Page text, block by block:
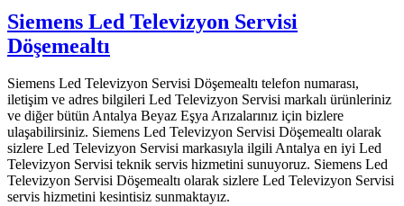
Siemens Led Televizyon Servisi
Döşemealtı
Siemens Led Televizyon Servisi Döşemealtı telefon numarası,
iletişim ve adres bilgileri Led Televizyon Servisi markalı ürünleriniz
ve diğer bütün Antalya Beyaz Eşya Arızalarınız için bizlere
ulaşabilirsiniz. Siemens Led Televizyon Servisi Döşemealtı olarak
sizlere Led Televizyon Servisi markasıyla ilgili Antalya en iyi Led
Televizyon Servisi teknik servis hizmetini sunuyoruz. Siemens Led
Televizyon Servisi Döşemealtı olarak sizlere Led Televizyon Servisi
servis hizmetini kesintisiz sunmaktayız.